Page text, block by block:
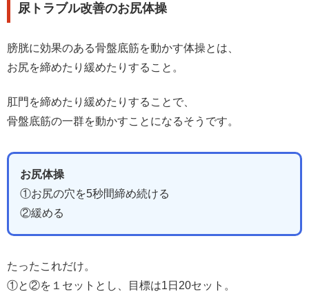
尿トラブル改善のお尻体操
膀胱に効果のある骨盤底筋を動かす体操とは、
お尻を締めたり緩めたりすること。
肛門を締めたり緩めたりすることで、
骨盤底筋の一群を動かすことになるそうです。
お尻体操
①お尻の穴を5秒間締め続ける
②緩める
たったこれだけ。
①と②を１セットとし、目標は1日20セット。